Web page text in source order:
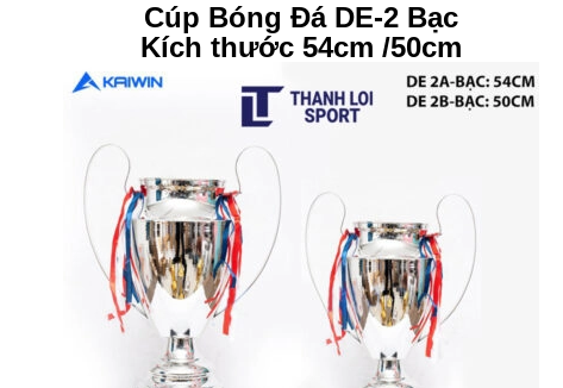
Cúp Bóng Đá DE-2 Bạc
Kích thước 54cm /50cm